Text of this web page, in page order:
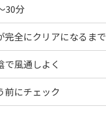
30分
完全にクリアになるまで
で風通しよく
前にチェック